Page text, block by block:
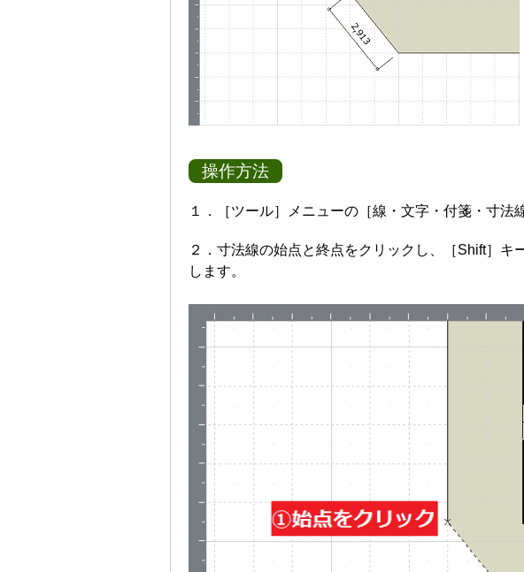
操作方法
１．［ツール］メニューの［線・文字・付箋・寸法
２．寸法線の始点と終点をクリックし、［Shift］
します。